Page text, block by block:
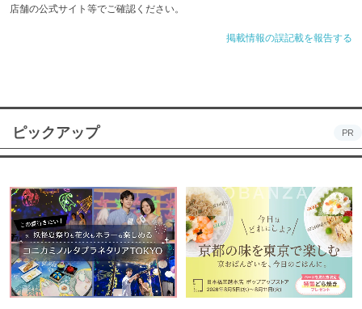
店舗の公式サイト等でご確認ください。
掲載情報の誤記載を報告する
ピックアップ PR